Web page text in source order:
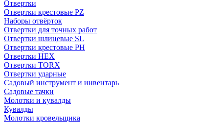
Отвертки
Отвертки крестовые PZ
Наборы отвёрток
Отвертки для точных работ
Отвертки шлицевые SL
Отвертки крестовые PH
Отвертки HEX
Отвертки TORX
Отвертки ударные
Садовый инструмент и инвентарь
Садовые тачки
Молотки и кувалды
Кувалды
Молотки кровельщика